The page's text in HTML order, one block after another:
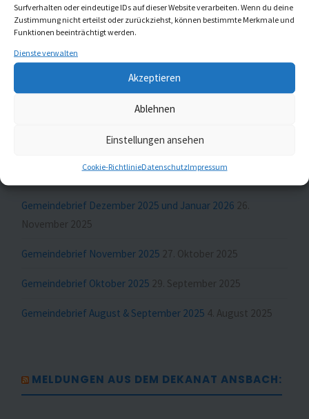
Surfverhalten oder eindeutige IDs auf dieser Website verarbeiten. Wenn du deine
Zustimmung nicht erteilst oder zurückziehst, können bestimmte Merkmale und
Funktionen beeinträchtigt werden.
Dienste verwalten
Akzeptieren
Ablehnen
Einstellungen ansehen
Cookie-RichtlinieDatenschutzImpressum
Kinder- und Jugendchöre(5)
MELDUNGEN AUS ST. JOHANNIS UND ST.
Gemeindebrief Februar und März 202623. Januar 2026
Gemeindebrief Dezember 2025 und Januar 2026 26.
November 2025
Gemeindebrief November 2025 27. Oktober 2025
Gemeindebrief Oktober 2025 29. September 2025
Gemeindebrief August & September 2025 4. August 2025
MELDUNGEN AUS DEM DEKANAT ANSBACH: